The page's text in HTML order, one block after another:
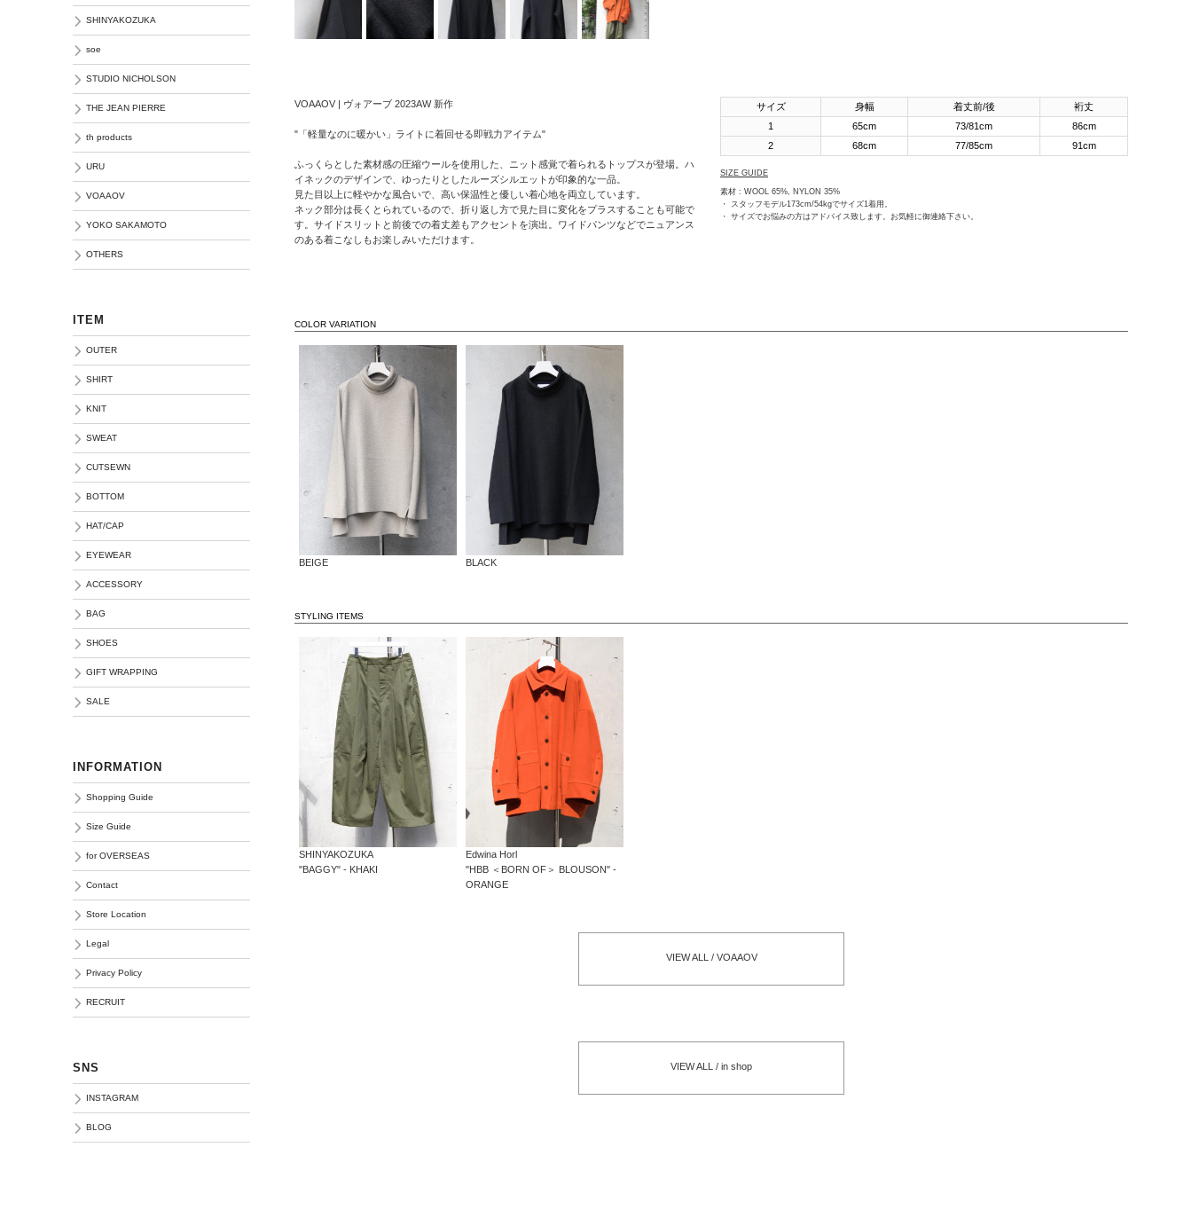
th products
VOAAOV
YOKO
SAKAMOTO
OTHERS
VOAAOV | ヴォアーブ 2023AW 新作
"「軽量なのに暖かい」ライトに着回せる即戦力アイテム"
ふっくらとした素材感の圧縮ウールを使用した、ニット感覚で着られるトップスが登場。ハ
イネックのデザインで、ゆったりとしたルーズシルエットが印象的な一品。
見た目以上に軽やかな風合いで、高い保温性と優しい着心地を両立しています。
ネック部分は長くとられているので、折り返し方で見た目に変化をプラスすることも可能で
す。サイドスリットと前後での着丈差もアクセントを演出。ワイドパンツなどでニュアンス
のある着こなしもお楽しみいただけます。
サイズ 身幅 着丈前/後
裄丈
1
65cm 73/81cm
86cm
2
68cm 77/85cm 91cm
SIZE GUIDE
素材 : WOOL 65%, NYLON 35%
・ スタッフモデル173cm/54kgでサイズ1着用。
・ サイズでお悩みの方はアドバイス致します。お気軽に御連絡下さい。
COLOR VARIATION
BEIGE BLACK
STYLING ITEMS
SHINYAKOZUKA
"BAGGY" - KHAKI
Edwina Horl
"HBB ＜BORN OF＞ BLOUSON" -
ORANGE
VIEW ALL / VOAAOV
VIEW ALL / in shop
SHINYAKOZUKA
soe
STUDIO NICHOLSON
THE JEAN PIERRE
th products
URU
VOAAOV
YOKO SAKAMOTO
OTHERS
ITEM
OUTER
SHIRT
KNIT
SWEAT
CUTSEWN
BOTTOM
HAT/CAP
EYEWEAR
ACCESSORY
BAG
SHOES
GIFT WRAPPING
SALE
INFORMATION
Shopping Guide
Size Guide
for OVERSEAS
Contact
Store Location
Legal
Privacy Policy
RECRUIT
SNS
INSTAGRAM
BLOG